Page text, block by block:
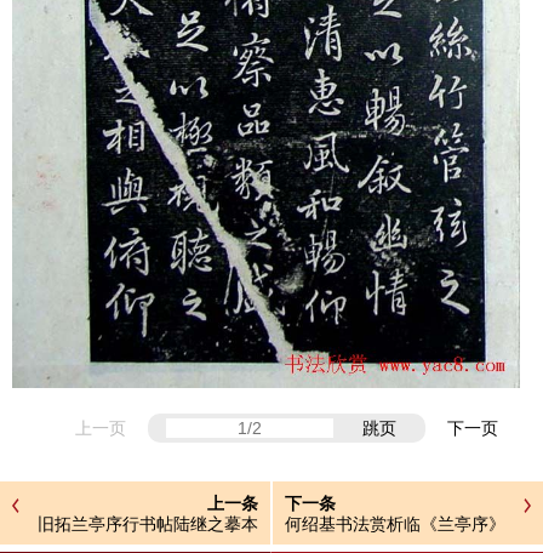
上一页 跳页 下一页
上一条
旧拓兰亭序行书帖陆继之摹本
下一条
何绍基书法赏析临《兰亭序》